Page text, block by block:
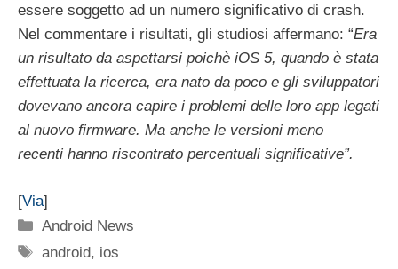
essere soggetto ad un numero significativo di crash.
Nel commentare i risultati, gli studiosi affermano: “Era
un risultato da aspettarsi poichè iOS 5, quando è stata
effettuata la ricerca, era nato da poco e gli sviluppatori
dovevano ancora capire i problemi delle loro app legati
al nuovo firmware. Ma anche le versioni meno
recenti hanno riscontrato percentuali significative”.
[Via]
Categorie
Android News
Tag
android, ios